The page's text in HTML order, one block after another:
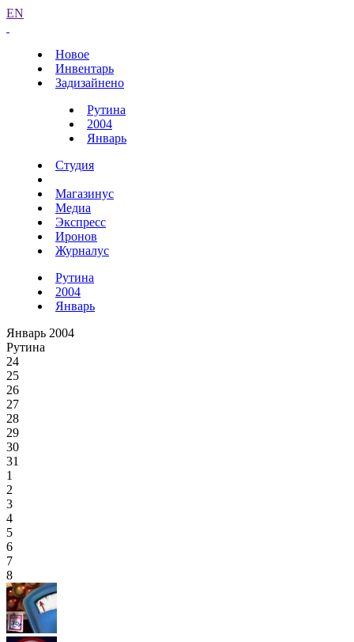
EN
Новое
Инвентарь
Задизайнено
Рутина
2004
Январь
Студия
Магазинус
Медиа
Экспресс
Иронов
Журналус
Рутина
2004
Январь
Январь 2004
Рутина
24
25
26
27
28
29
30
31
1
2
3
4
5
6
7
8